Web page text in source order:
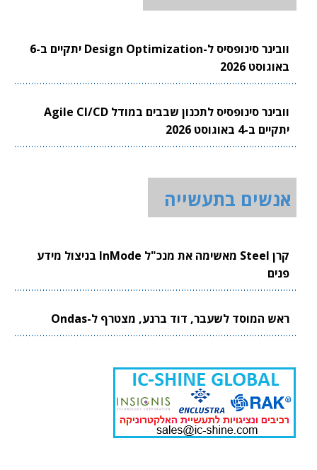
וובינר סינופסיס ל-Design Optimization יתקיים ב-6
באוגוסט 2026
וובינר סינופסיס לתכנון שבבים במודל Agile CI/CD
יתקיים ב-4 באוגוסט 2026
אנשים בתעשייה
קרן Steel מאשימה את מנכ"ל InMode בניצול מידע
פנים
ראש המוסד לשעבר, דוד ברנע, מצטרף ל-Ondas